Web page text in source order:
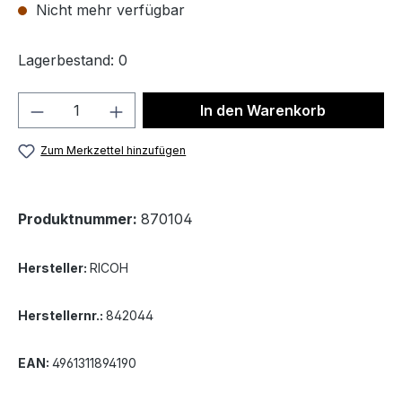
Nicht mehr verfügbar
Lagerbestand: 0
Produkt Anzahl: Gib denIn den Warenkorb
Zum Merkzettel hinzufügen
Produktnummer: 870104
Hersteller: RICOH
Herstellernr.: 842044
EAN: 4961311894190